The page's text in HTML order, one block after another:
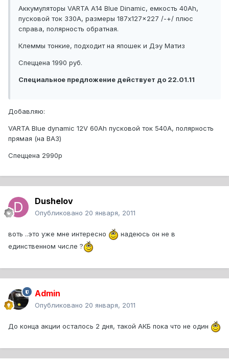
Аккумуляторы VARTA A14 Blue Dinamic, емкость 40Ah,
пусковой ток 330A, размеры 187x127x227 /-+/ плюс
справа, полярность обратная.
Клеммы тонкие, подходит на япошек и Дэу Матиз
Спеццена 1990 руб.
Специальное предложение действует до 22.01.11
Добавляю:
VARTA Blue dynamic 12V 60Ah пусковой ток 540A, полярность
прямая (на ВАЗ)
Спеццена 2990р
Dushelov
Опубликовано 20 января, 2011
воть ..это уже мне интересно
надеюсь он не в
единственном числе ?
Admin
Опубликовано 20 января, 2011
До конца акции осталось 2 дня, такой АКБ пока что не один